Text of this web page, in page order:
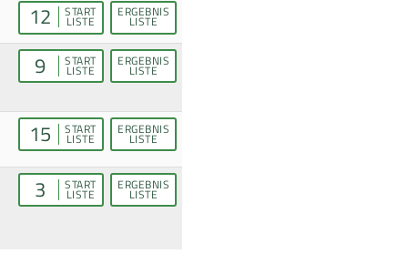
12 START
LISTE
ERGEBNIS
LISTE
9 START
LISTE
ERGEBNIS
LISTE
15 START
LISTE
ERGEBNIS
LISTE
3 START
LISTE
ERGEBNIS
LISTE